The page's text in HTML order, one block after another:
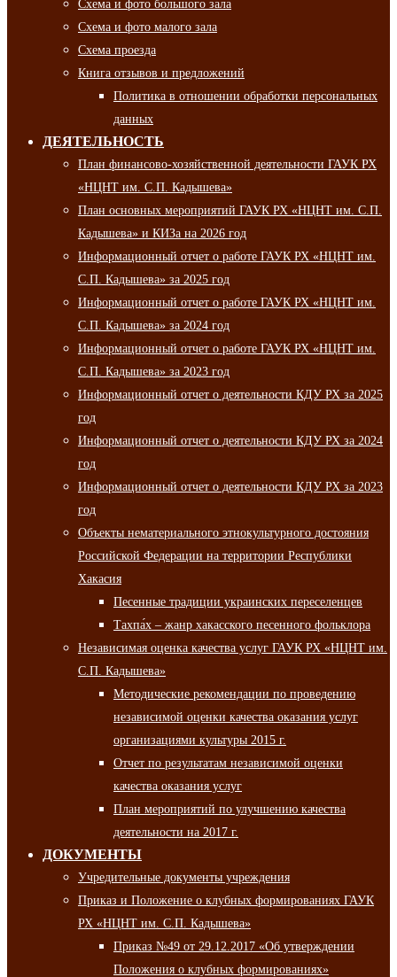
Схема и фото большого зала
Схема и фото малого зала
Схема проезда
Книга отзывов и предложений
Политика в отношении обработки персональных
данных
ДЕЯТЕЛЬНОСТЬ
План финансово-хозяйственной деятельности ГАУК РХ
«НЦНТ им. С.П. Кадышева»
План основных мероприятий ГАУК РХ «НЦНТ им. С.П.
Кадышева» и КИЗа на 2026 год
Информационный отчет о работе ГАУК РХ «НЦНТ им.
С.П. Кадышева» за 2025 год
Информационный отчет о работе ГАУК РХ «НЦНТ им.
С.П. Кадышева» за 2024 год
Информационный отчет о работе ГАУК РХ «НЦНТ им.
С.П. Кадышева» за 2023 год
Информационный отчет о деятельности КДУ РХ за 2025
год
Информационный отчет о деятельности КДУ РХ за 2024
год
Информационный отчет о деятельности КДУ РХ за 2023
год
Объекты нематериального этнокультурного достояния
Российской Федерации на территории Республики
Хакасия
Песенные традиции украинских переселенцев
Тахпа́х – жанр хакасского песенного фольклора
Независимая оценка качества услуг ГАУК РХ «НЦНТ им.
С.П. Кадышева»
Методические рекомендации по проведению
независимой оценки качества оказания услуг
организациями культуры 2015 г.
Отчет по результатам независимой оценки
качества оказания услуг
План мероприятий по улучшению качества
деятельности на 2017 г.
ДОКУМЕНТЫ
Учредительные документы учреждения
Приказ и Положение о клубных формированиях ГАУК
РХ «НЦНТ им. С.П. Кадышева»
Приказ №49 от 29.12.2017 «Об утверждении
Положения о клубных формированиях»